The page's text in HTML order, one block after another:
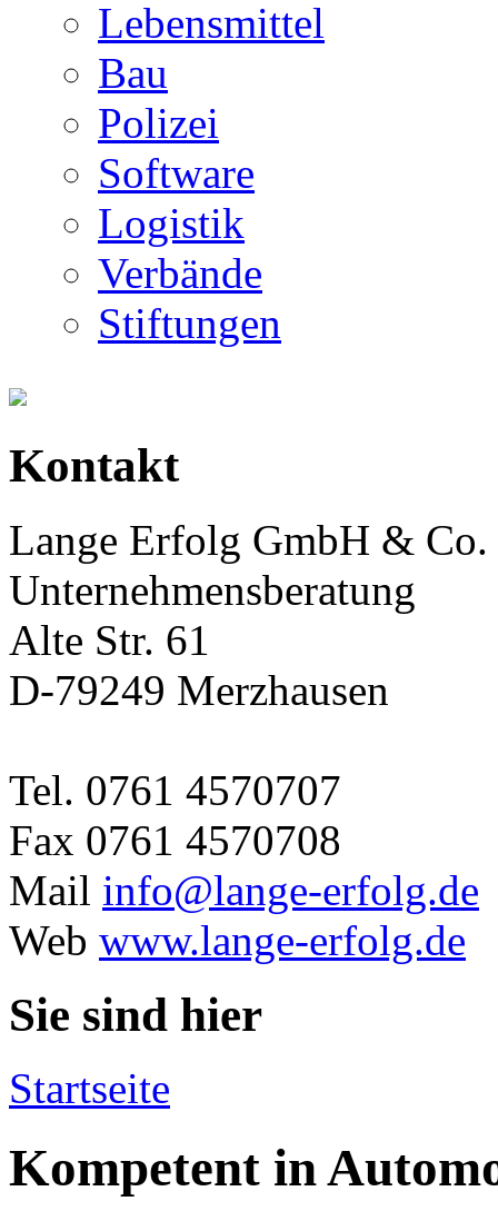
Lebensmittel
Bau
Polizei
Software
Logistik
Verbände
Stiftungen
Kontakt
Lange Erfolg GmbH & Co.
Unternehmensberatung
Alte Str. 61
D-79249 Merzhausen
Tel. 0761 4570707
Fax 0761 4570708
Mail info@lange-erfolg.de
Web www.lange-erfolg.de
Sie sind hier
Startseite
Kompetent in